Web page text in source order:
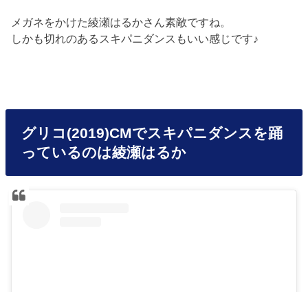
メガネをかけた綾瀬はるかさん素敵ですね。
しかも切れのあるスキパニダンスもいい感じです♪
グリコ(2019)CMでスキパニダンスを踊
っているのは綾瀬はるか